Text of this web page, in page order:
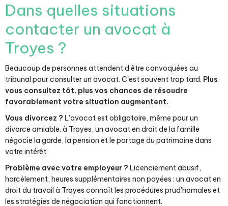
Dans quelles situations
contacter un avocat à
Troyes ?
Beaucoup de personnes attendent d'être convoquées au
tribunal pour consulter un avocat. C'est souvent trop tard. Plus
vous consultez tôt, plus vos chances de résoudre
favorablement votre situation augmentent.
Vous divorcez ? L'avocat est obligatoire, même pour un
divorce amiable. à Troyes, un avocat en droit de la famille
négocie la garde, la pension et le partage du patrimoine dans
votre intérêt.
Problème avec votre employeur ? Licenciement abusif,
harcèlement, heures supplémentaires non payées : un avocat en
droit du travail à Troyes connaît les procédures prud'homales et
les stratégies de négociation qui fonctionnent.